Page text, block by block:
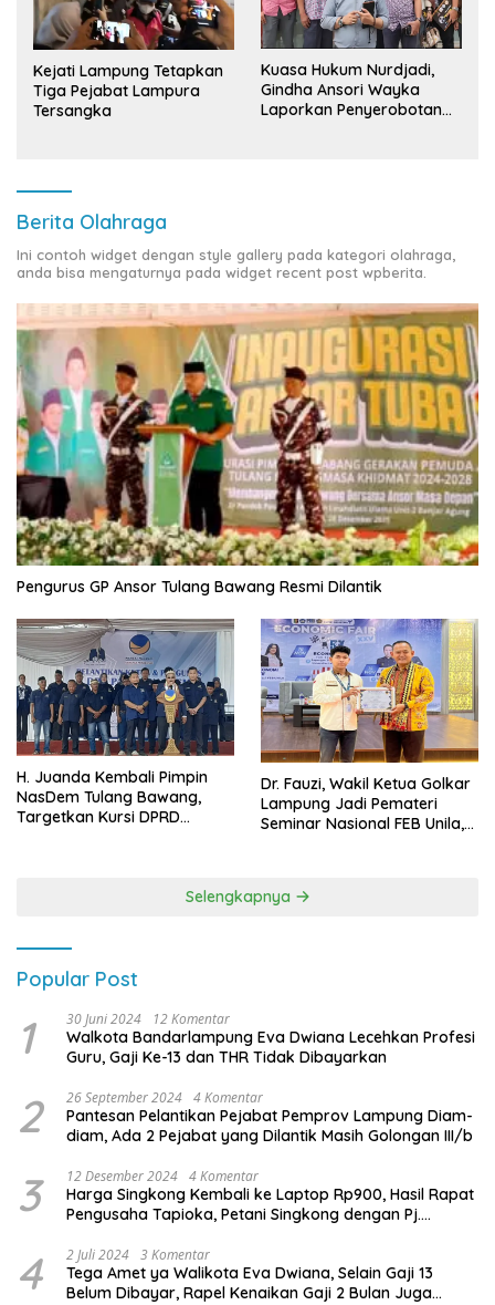
Kejati Lampung Tetapkan
Tiga Pejabat Lampura
Tersangka
Kuasa Hukum Nurdjadi,
Gindha Ansori Wayka
Laporkan Penyerobotan
Berita Olahraga
Ini contoh widget dengan style gallery pada kategori olahraga,
anda bisa mengaturnya pada widget recent post wpberita.
Pengurus GP Ansor Tulang Bawang Resmi Dilantik
H. Juanda Kembali Pimpin
NasDem Tulang Bawang,
Targetkan Kursi DPRD
Dr. Fauzi, Wakil Ketua Golkar
Lampung Jadi Pemateri
Seminar Nasional FEB Unila,
Selengkapnya
Popular Post
1 30 Juni 2024 12 Komentar
Walkota Bandarlampung Eva Dwiana Lecehkan Profesi
Guru, Gaji Ke-13 dan THR Tidak Dibayarkan
2 26 September 2024 4 Komentar
Pantesan Pelantikan Pejabat Pemprov Lampung Diam-
diam, Ada 2 Pejabat yang Dilantik Masih Golongan III/b
3 12 Desember 2024 4 Komentar
Harga Singkong Kembali ke Laptop Rp900, Hasil Rapat
Pengusaha Tapioka, Petani Singkong dengan Pj.
4 2 Juli 2024 3 Komentar
Tega Amet ya Walikota Eva Dwiana, Selain Gaji 13
Belum Dibayar, Rapel Kenaikan Gaji 2 Bulan Juga